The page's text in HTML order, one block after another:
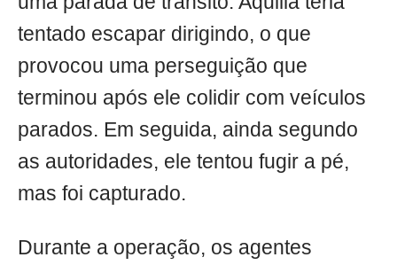
tentado escapar dirigindo, o que
provocou uma perseguição que
terminou após ele colidir com veículos
parados. Em seguida, ainda segundo
as autoridades, ele tentou fugir a pé,
mas foi capturado.
Durante a operação, os agentes